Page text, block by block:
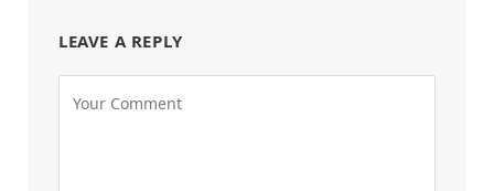
LEAVE A REPLY